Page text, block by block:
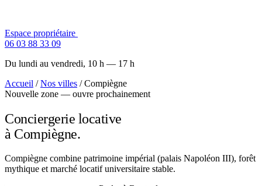
Espace propriétaire
06 03 88 33 09
Du lundi au vendredi, 10 h — 17 h
Accueil / Nos villes / Compiègne
Nouvelle zone — ouvre prochainement
Conciergerie locative
à Compiègne.
Compiègne combine patrimoine impérial (palais Napoléon III), forêt
mythique et marché locatif universitaire stable.